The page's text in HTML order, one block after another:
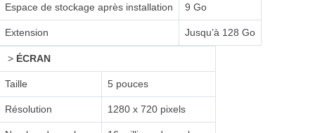
Espace de stockage après installation 9 Go
Extension Jusqu’à 128 Go
> ÉCRAN
Taille 5 pouces
Résolution 1280 x 720 pixels